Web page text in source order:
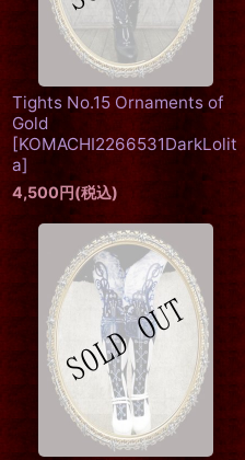
Tights No.15 Ornaments of
Gold
[KOMACHI2266531DarkLolit
a]
4,500円(税込)